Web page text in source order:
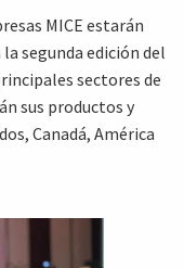
MICE estarán
segunda edición del
sectores de
sus productos y
Canadá, América